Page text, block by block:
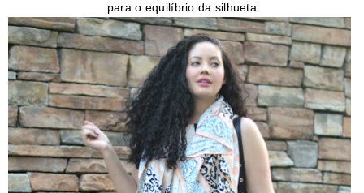
para o equilíbrio da silhueta